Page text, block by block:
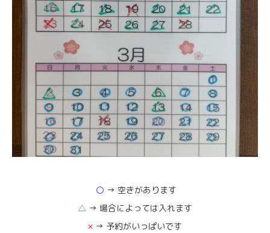
○ → 空きがあります
△ → 場合によっては入れます
× → 予約がいっぱいです